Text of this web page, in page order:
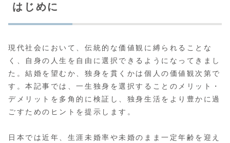
はじめに
現代社会において、伝統的な価値観に縛られることな
く、自身の人生を自由に選択できるようになってきまし
た。結婚を望むか、独身を貫くかは個人の価値観次第で
す。本記事では、一生独身を選択することのメリット・
デメリットを多角的に検証し、独身生活をより豊かに過
ごすためのヒントを提示します。
日本では近年、生涯未婚率や未婚のまま一定年齢を迎え